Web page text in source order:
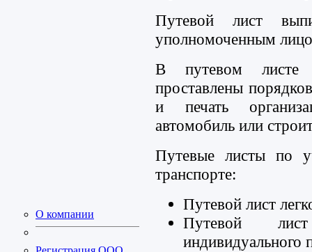
О компании
Путевой лист
уполномоченным
В путевом листе
проставлены
и печать
автомобиль или
Путевые листы по
транспорте:
Путевой лист
Путевой